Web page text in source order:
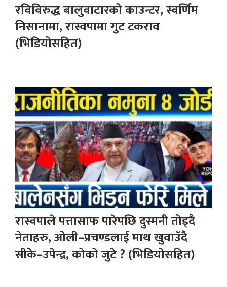
रविविरुद्ध बालुवाटारको काउन्टर, स्वर्णिम
निसानामा, रास्वपामा गुट टकराव
(भिडियोसहित)
रास्वपाले पत्तासाफ पारेपछि दुस्मनी तोड्दै
नेताहरु, ओली–प्रचण्डलाई माथ खुवाउँदै
सीके–उपेन्द्र, कोको जुटे ? (भिडियोसहित)